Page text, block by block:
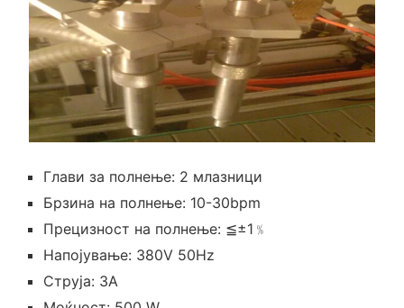
Глави за полнење: 2 млазници
Брзина на полнење: 10-30bpm
Прецизност на полнење: ≦±1﹪
Напојување: 380V 50Hz
Струја: 3А